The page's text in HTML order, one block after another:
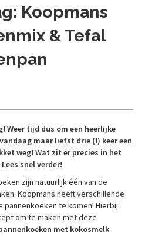
Koopmans
& Tefal
Weer tijd dus om een heerlijke
maar liefst drie (!) keer een
weg! Wat zit er precies in het
snel verder!
zijn natuurlijk één van de
Koopmans heeft verschillende
te komen! Hierbij
om te maken met deze
met kokosmelk